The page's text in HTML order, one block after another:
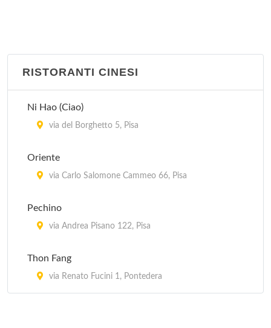
RISTORANTI CINESI
Ni Hao (Ciao)
via del Borghetto 5, Pisa
Oriente
via Carlo Salomone Cammeo 66, Pisa
Pechino
via Andrea Pisano 122, Pisa
Thon Fang
via Renato Fucini 1, Pontedera